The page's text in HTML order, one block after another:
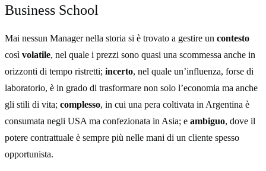
Business School
Mai nessun Manager nella storia si è trovato a gestire un contesto
così volatile, nel quale i prezzi sono quasi una scommessa anche in
orizzonti di tempo ristretti; incerto, nel quale un’influenza, forse di
laboratorio, è in grado di trasformare non solo l’economia ma anche
gli stili di vita; complesso, in cui una pera coltivata in Argentina è
consumata negli USA ma confezionata in Asia; e ambiguo, dove il
potere contrattuale è sempre più nelle mani di un cliente spesso
opportunista.